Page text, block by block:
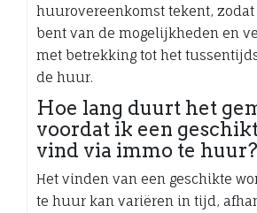
huurovereenkomst tekent, zodat
bent van de mogelijkheden en
met betrekking tot het
de huur.
Hoe lang duurt het
voordat ik een
vind via immo te huur?
Het vinden van een geschikte
te huur kan variëren in tijd,